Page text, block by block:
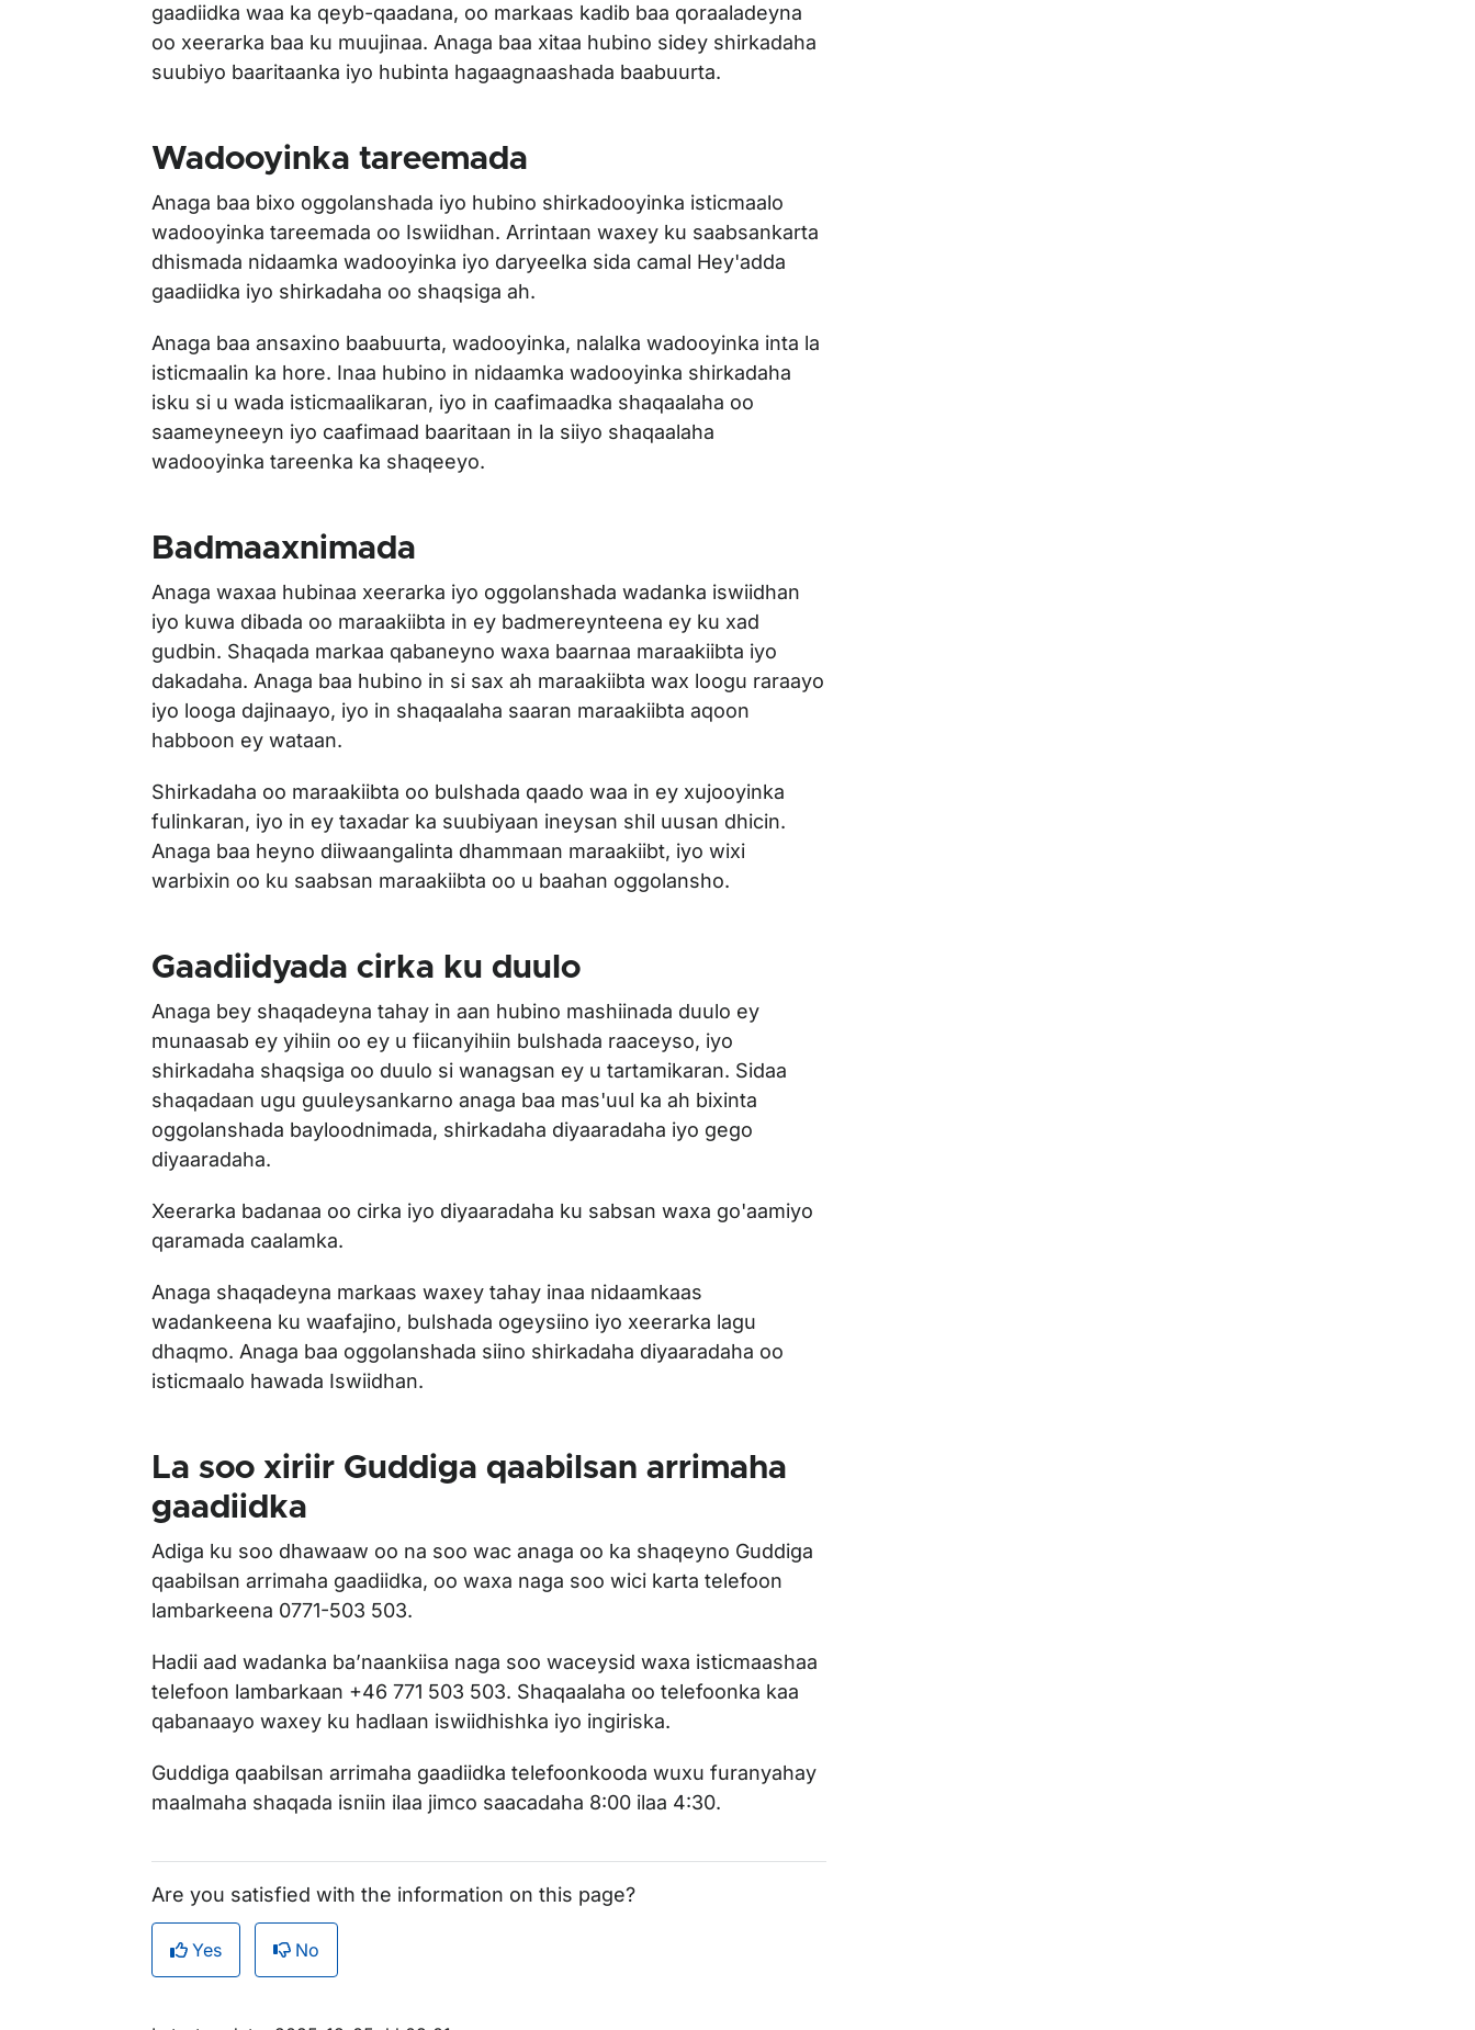
gaadiidka waa ka qeyb-qaadana, oo markaas kadib baa qoraaladeyna
oo xeerarka baa ku muujinaa. Anaga baa xitaa hubino sidey shirkadaha
suubiyo baaritaanka iyo hubinta hagaagnaashada baabuurta.
Wadooyinka tareemada
Anaga baa bixo oggolanshada iyo hubino shirkadooyinka isticmaalo
wadooyinka tareemada oo Iswiidhan. Arrintaan waxey ku saabsankarta
dhismada nidaamka wadooyinka iyo daryeelka sida camal Hey'adda
gaadiidka iyo shirkadaha oo shaqsiga ah.
Anaga baa ansaxino baabuurta, wadooyinka, nalalka wadooyinka inta la
isticmaalin ka hore. Inaa hubino in nidaamka wadooyinka shirkadaha
isku si u wada isticmaalikaran, iyo in caafimaadka shaqaalaha oo
saameyneeyn iyo caafimaad baaritaan in la siiyo shaqaalaha
wadooyinka tareenka ka shaqeeyo.
Badmaaxnimada
Anaga waxaa hubinaa xeerarka iyo oggolanshada wadanka iswiidhan
iyo kuwa dibada oo maraakiibta in ey badmereynteena ey ku xad
gudbin. Shaqada markaa qabaneyno waxa baarnaa maraakiibta iyo
dakadaha. Anaga baa hubino in si sax ah maraakiibta wax loogu raraayo
iyo looga dajinaayo, iyo in shaqaalaha saaran maraakiibta aqoon
habboon ey wataan.
Shirkadaha oo maraakiibta oo bulshada qaado waa in ey xujooyinka
fulinkaran, iyo in ey taxadar ka suubiyaan ineysan shil uusan dhicin.
Anaga baa heyno diiwaangalinta dhammaan maraakiibt, iyo wixi
warbixin oo ku saabsan maraakiibta oo u baahan oggolansho.
Gaadiidyada cirka ku duulo
Anaga bey shaqadeyna tahay in aan hubino mashiinada duulo ey
munaasab ey yihiin oo ey u fiicanyihiin bulshada raaceyso, iyo
shirkadaha shaqsiga oo duulo si wanagsan ey u tartamikaran. Sidaa
shaqadaan ugu guuleysankarno anaga baa mas'uul ka ah bixinta
oggolanshada bayloodnimada, shirkadaha diyaaradaha iyo gego
diyaaradaha.
Xeerarka badanaa oo cirka iyo diyaaradaha ku sabsan waxa go'aamiyo
qaramada caalamka.
Anaga shaqadeyna markaas waxey tahay inaa nidaamkaas
wadankeena ku waafajino, bulshada ogeysiino iyo xeerarka lagu
dhaqmo. Anaga baa oggolanshada siino shirkadaha diyaaradaha oo
isticmaalo hawada Iswiidhan.
La soo xiriir Guddiga qaabilsan arrimaha
gaadiidka
Adiga ku soo dhawaaw oo na soo wac anaga oo ka shaqeyno Guddiga
qaabilsan arrimaha gaadiidka, oo waxa naga soo wici karta telefoon
lambarkeena 0771-503 503.
Hadii aad wadanka ba’naankiisa naga soo waceysid waxa isticmaashaa
telefoon lambarkaan +46 771 503 503. Shaqaalaha oo telefoonka kaa
qabanaayo waxey ku hadlaan iswiidhishka iyo ingiriska.
Guddiga qaabilsan arrimaha gaadiidka telefoonkooda wuxu furanyahay
maalmaha shaqada isniin ilaa jimco saacadaha 8:00 ilaa 4:30.
Are you satisfied with the information on this page?
Yes No